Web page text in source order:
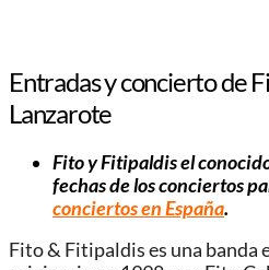
Entradas y concierto de
Lanzarote
Fito y Fitipaldis el
fechas de los conciertos
conciertos en España.
Fito & Fitipaldis es una banda